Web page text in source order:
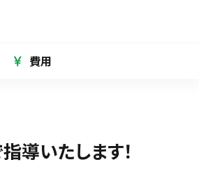
費用
導いたします！